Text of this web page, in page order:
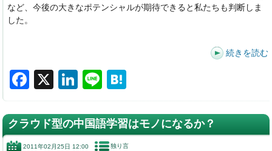
など、今後の大きなポテンシャルが期待できると私たちも判断しま
した。
続きを読む
F
c
e
X
Li
k
e
Li
e
e
n
クラウド型の中国語学習はモノになるか？
2011年02月25日 12:00 独り言